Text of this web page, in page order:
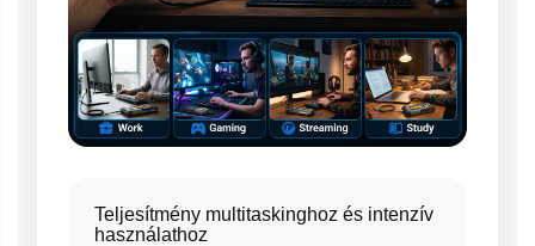
Teljesítmény multitaskinghoz és intenzív
használathoz